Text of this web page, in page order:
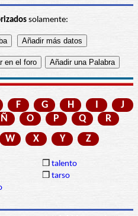
solamente:
F G H I
J
Ñ O P Q
R
W X Y Z
❒ talento
❒ tarso